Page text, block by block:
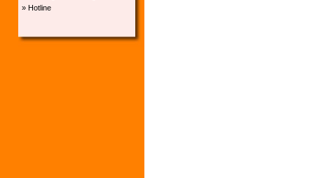
» Hotline